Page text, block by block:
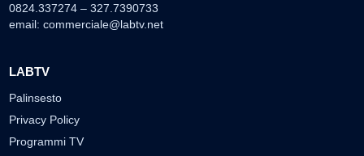
0824.337274 – 327.7390733
email: commerciale@labtv.net
LABTV
Palinsesto
Privacy Policy
Programmi TV